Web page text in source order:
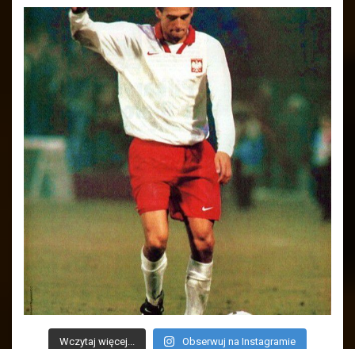
Wczytaj więcej... Obserwuj na Instagramie